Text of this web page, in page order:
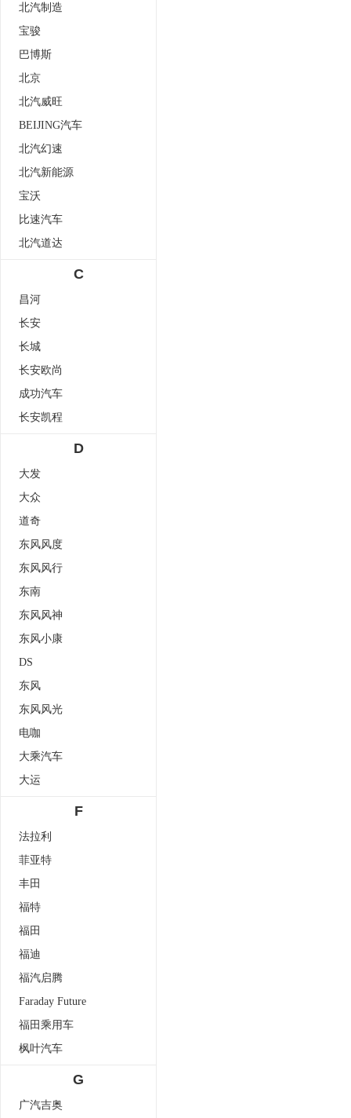
北汽制造
宝骏
巴博斯
北京
北汽威旺
BEIJING汽车
北汽幻速
北汽新能源
宝沃
比速汽车
北汽道达
C
昌河
长安
长城
长安欧尚
成功汽车
长安凯程
D
大发
大众
道奇
东风风度
东风风行
东南
东风风神
东风小康
DS
东风
东风风光
电咖
大乘汽车
大运
F
法拉利
菲亚特
丰田
福特
福田
福迪
福汽启腾
Faraday Future
福田乘用车
枫叶汽车
G
广汽吉奥